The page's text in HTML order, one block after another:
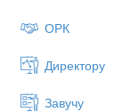
ОРК
Директору
Завучу